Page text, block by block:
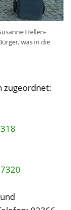
Hellen-
was in die
zugeordnet: